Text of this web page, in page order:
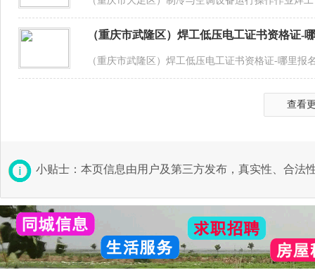
（重庆市武隆区）焊工低压电工证书资格证-
（重庆市武隆区）焊工低压电工证书资格证-哪里
查看
小贴士：本页信息由用户及第三方发布，真实性、合法